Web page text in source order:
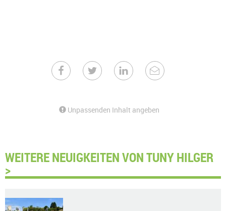
Unpassenden Inhalt angeben
WEITERE NEUIGKEITEN VON TUNY HILGER
>